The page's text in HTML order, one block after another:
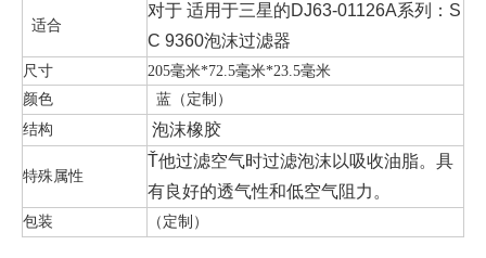
适合
对于 适用于三星的DJ63-01126A系列： S
C 9360泡沫过滤器
尺寸 205毫米*72.5毫米*23.5毫米
颜色 蓝（定制）
结构 泡沫橡胶
特殊属性
Ť他过滤空气时过滤泡沫以吸收油脂。 具
有良好的透气性和低空气阻力。
包装 （定制）